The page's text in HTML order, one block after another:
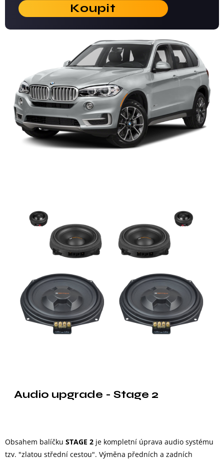
Koupit
Audio upgrade - Stage 2
Obsahem balíčku STAGE 2 je kompletní úprava audio systému
tzv. "zlatou střední cestou". Výměna předních a zadních